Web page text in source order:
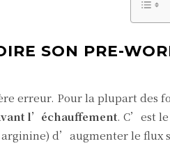
SON PRE-
erreur. Pour la plupart des
l’échauffement. C’est
d’augmenter le flux